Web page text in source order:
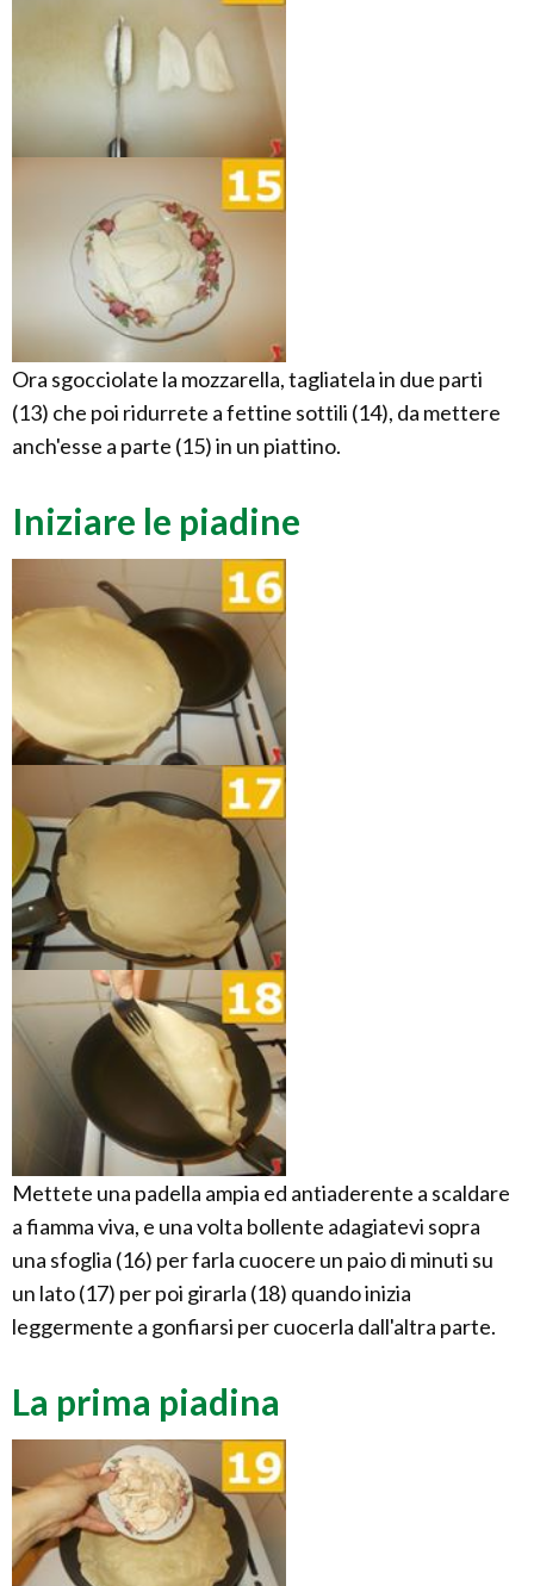
Ora sgocciolate la mozzarella, tagliatela in due parti
(13) che poi ridurrete a fettine sottili (14), da mettere
anch'esse a parte (15) in un piattino.
Iniziare le piadine
Mettete una padella ampia ed antiaderente a scaldare
a fiamma viva, e una volta bollente adagiatevi sopra
una sfoglia (16) per farla cuocere un paio di minuti su
un lato (17) per poi girarla (18) quando inizia
leggermente a gonfiarsi per cuocerla dall'altra parte.
La prima piadina